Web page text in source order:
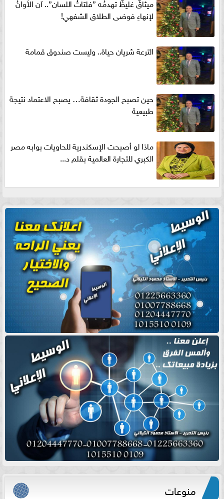
ميثاقٌ غليظٌ تهدمُه ”فلتاتُ اللسان”.. آن الأوانُ
لإنهاءِ فوضى الطلاق الشفهي!
الترعة شريان حياة.. وليست صندوق قمامة
حين تصبح الجودة ثقافة… يصبح الاعتماد نتيجة
طبيعية
ماذا لو أصبحت الإسكندرية للحاويات بوابه مصر
الكبري للتجارة العالمية بقلم د...
منوعات